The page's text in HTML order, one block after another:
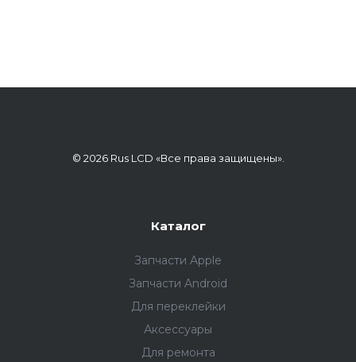
© 2026 Rus LCD «Все права защищены».
Каталог
Запчасти Apple
Запчасти Android
Для переклейки
Аксессуары
Для ремонта